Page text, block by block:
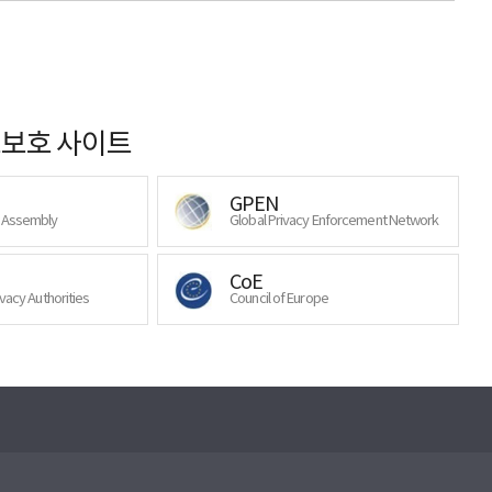
호 사이트
GPEN
Global Privacy Enforcement Network
Authorities
CoE
Council of Europe